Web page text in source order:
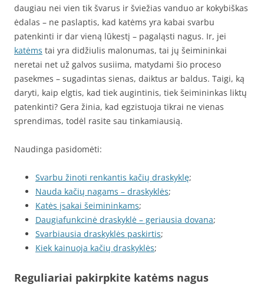
daugiau nei vien tik švarus ir šviežias vanduo ar kokybiškas
ėdalas – ne paslaptis, kad katėms yra kabai svarbu
patenkinti ir dar vieną lūkestį – pagaląsti nagus. Ir, jei
katėms tai yra didžiulis malonumas, tai jų šeimininkai
neretai net už galvos susiima, matydami šio proceso
pasekmes – sugadintas sienas, daiktus ar baldus. Taigi, ką
daryti, kaip elgtis, kad tiek augintinis, tiek šeimininkas liktų
patenkinti? Gera žinia, kad egzistuoja tikrai ne vienas
sprendimas, todėl rasite sau tinkamiausią.
Naudinga pasidomėti:
Svarbu žinoti renkantis kačių draskyklę;
Nauda kačių nagams – draskyklės;
Katės įsakai šeimininkams;
Daugiafunkcinė draskyklė – geriausia dovana;
Svarbiausia draskyklės paskirtis;
Kiek kainuoja kačių draskyklės;
Reguliariai pakirpkite katėms nagus